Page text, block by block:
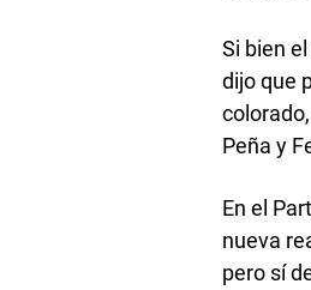
Si bien
dijo que
Peña y
En el
nueva
pero sí